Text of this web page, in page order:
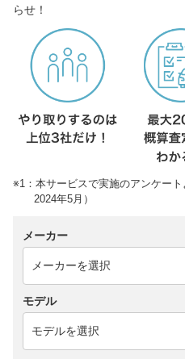
らせ！
※1：本サービスで実施のアンケー
2024年5月）
メーカー
モデル